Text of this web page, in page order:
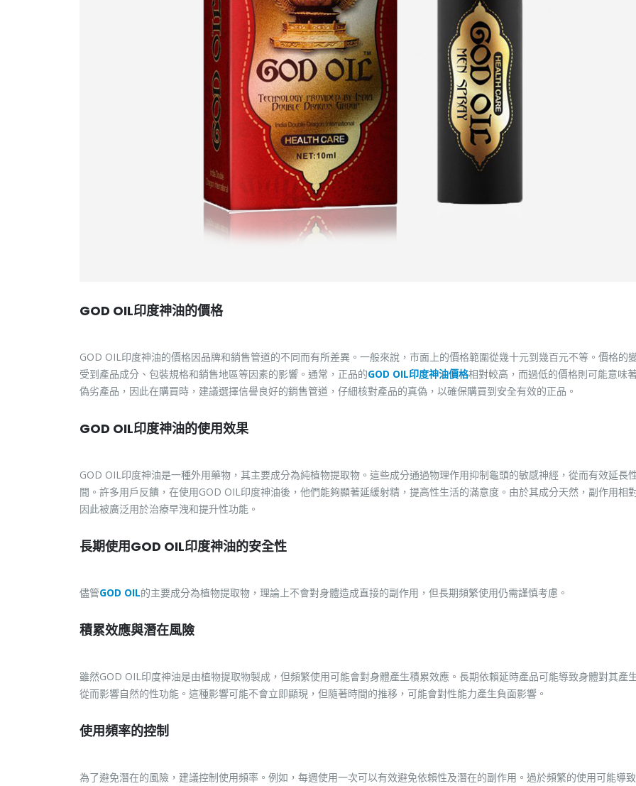
GOD OIL印度神油的價格
GOD OIL印度神油的價格因品牌和銷售管道的不同而有所差異。一般來說，市面上的價格範圍從幾十元到幾百元不等。價格的
受到產品成分、包裝規格和銷售地區等因素的影響。通常，正品的GOD OIL印度神油價格相對較高，而過低的價格則可能意味
偽劣產品，因此在購買時，建議選擇信譽良好的銷售管道，仔細核對產品的真偽，以確保購買到安全有效的正品。
GOD OIL印度神油的使用效果
GOD OIL印度神油是一種外用藥物，其主要成分為純植物提取物。這些成分通過物理作用抑制龜頭的敏感神經，從而有效延長
間。許多用戶反饋，在使用GOD OIL印度神油後，他們能夠顯著延緩射精，提高性生活的滿意度。由於其成分天然，副作用相
因此被廣泛用於治療早洩和提升性功能。
長期使用GOD OIL印度神油的安全性
儘管GOD OIL的主要成分為植物提取物，理論上不會對身體造成直接的副作用，但長期頻繁使用仍需謹慎考慮。
積累效應與潛在風險
雖然GOD OIL印度神油是由植物提取物製成，但頻繁使用可能會對身體產生積累效應。長期依賴延時產品可能導致身體對其產
從而影響自然的性功能。這種影響可能不會立即顯現，但隨著時間的推移，可能會對性能力產生負面影響。
使用頻率的控制
為了避免潛在的風險，建議控制使用頻率。例如，每週使用一次可以有效避免依賴性及潛在的副作用。過於頻繁的使用可能導